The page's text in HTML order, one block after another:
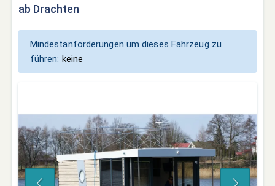
ab Drachten
Mindestanforderungen um dieses Fahrzeug zu
führen: keine